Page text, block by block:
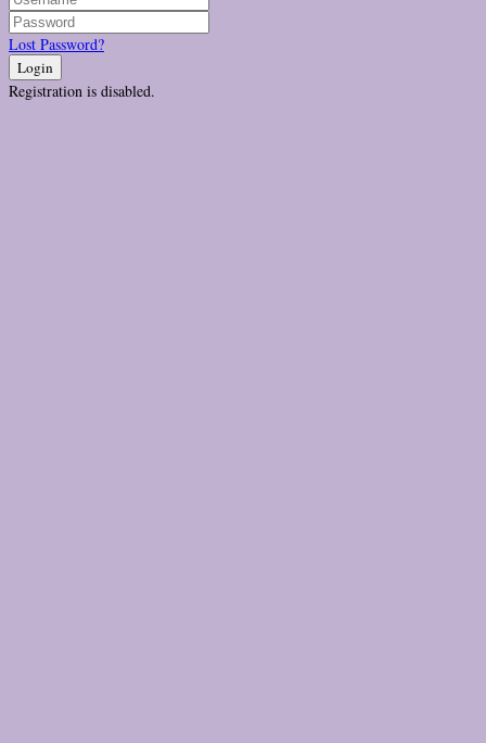
Lost Password?
Login
Registration is disabled.